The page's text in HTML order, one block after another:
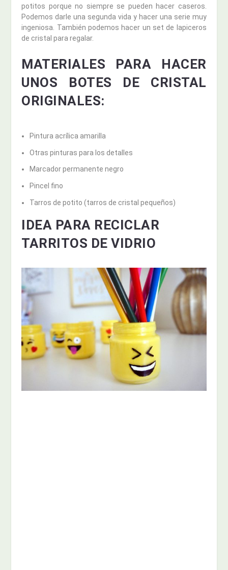
potitos porque no siempre se pueden hacer caseros.
Podemos darle una segunda vida y hacer una serie muy
ingeniosa. También podemos hacer un set de lapiceros
de cristal para regalar.
MATERIALES PARA HACER
UNOS BOTES DE CRISTAL
ORIGINALES:
Pintura acrílica amarilla
Otras pinturas para los detalles
Marcador permanente negro
Pincel fino
Tarros de potito (tarros de cristal pequeños)
IDEA PARA RECICLAR
TARRITOS DE VIDRIO